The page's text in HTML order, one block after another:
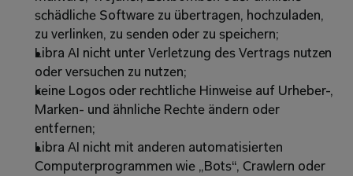
schädliche Software zu übertragen, hochzuladen,
zu verlinken, zu senden oder zu speichern;
Libra AI nicht unter Verletzung des Vertrags nutzen
oder versuchen zu nutzen;
keine Logos oder rechtliche Hinweise auf Urheber-,
Marken- und ähnliche Rechte ändern oder
entfernen;
Libra AI nicht mit anderen automatisierten
Computerprogrammen wie „Bots“, Crawlern oder